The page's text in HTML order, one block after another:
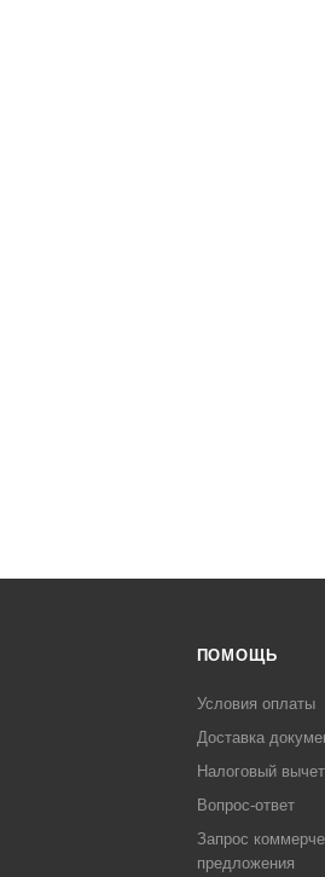
ПОМОЩЬ
Условия оплаты
Доставка
Налоговый вычет
Вопрос-ответ
Запрос
предложения